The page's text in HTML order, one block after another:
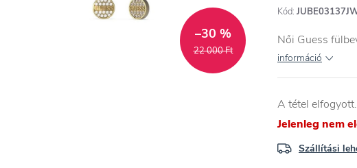
22 000 Ft
–30 %
Kód:
Női Guess
információ
A tétel
Jelenleg nem
Szállítási